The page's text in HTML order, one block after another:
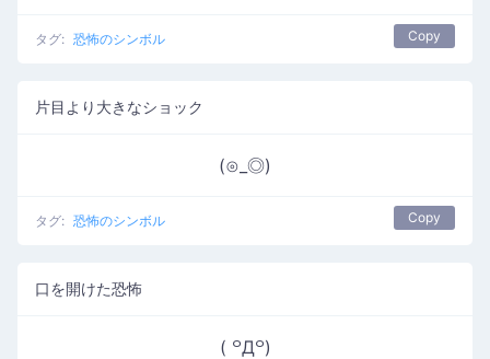
タグ: 恐怖のシンボル Copy
片目より大きなショック
(⊙_◎)
タグ: 恐怖のシンボル Copy
口を開けた恐怖
( ꒪Д꒪)